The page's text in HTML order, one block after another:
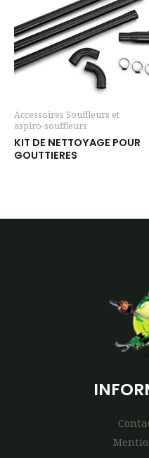
Accessoires Souffleurs et
aspiro-souffleurs
KIT DE NETTOYAGE POUR
GOUTTIERES